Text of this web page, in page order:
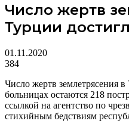
Число жертв
Турции
01.11.2020
384
Число жертв землетрясения
больницах остаются 218
ссылкой на агентство по
стихийным бедствиям